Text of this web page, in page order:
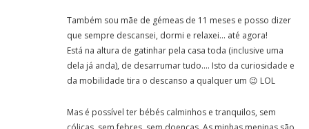
Também sou mãe de gémeas de 11 meses e posso dizer
que sempre descansei, dormi e relaxei… até agora!
Está na altura de gatinhar pela casa toda (inclusive uma
dela já anda), de desarrumar tudo…. Isto da curiosidade e
da mobilidade tira o descanso a qualquer um 😉 LOL
Mas é possível ter bébés calminhos e tranquilos, sem